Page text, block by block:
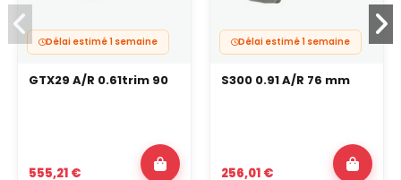
Délai estimé 1 semaine
GTX29 A/R 0.61trim 90
555,21 €
Délai estimé 1 semaine
S300 0.91 A/R 76 mm
256,01 €